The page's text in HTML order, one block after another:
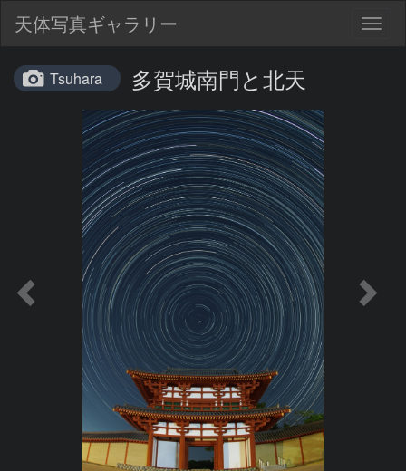
天体写真ギャラリー
Tsuhara 多賀城南門と北天